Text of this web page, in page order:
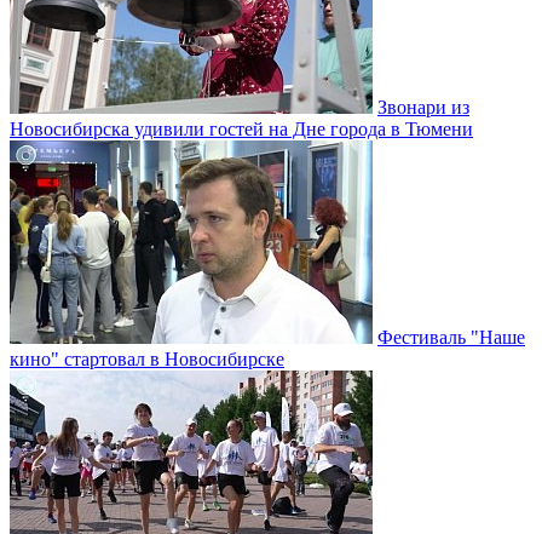
Звонари из
Новосибирска удивили гостей на Дне города в Тюмени
Фестиваль "Наше
кино" стартовал в Новосибирске